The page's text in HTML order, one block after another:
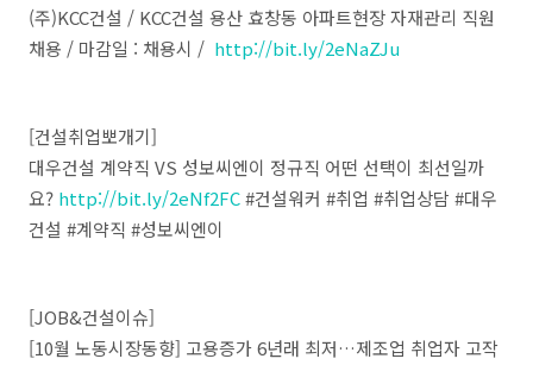
(주)KCC건설 / KCC건설 용산 효창동 아파트현장 자재관리 직원
채용 / 마감일 : 채용시 / http://bit.ly/2eNaZJu
[건설취업뽀개기]
대우건설 계약직 VS 성보씨엔이 정규직 어떤 선택이 최선일까
요? http://bit.ly/2eNf2FC#건설워커 #취업 #취업상담 #대우
건설 #계약직 #성보씨엔이
[JOB&건설이슈]
[10월 노동시장동향] 고용증가 6년래 최저…제조업 취업자 고작